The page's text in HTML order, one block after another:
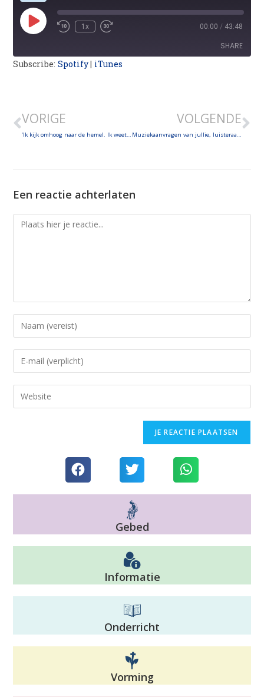
1x 00:00 / 43:48
SHARE
Subscribe: Spotify| iTunes
VORIGE
‘Ik kijk omhoog naar de hemel. Ik weet daar komt mijn hulp vandaan. Ik zie omhoog en vertrouw dat U mijn roepen en smeken verstaat.’
VOLGENDE
Muziekaanvragen van jullie, luisteraars!
Een reactie achterlaten
Gebed
Informatie
Onderricht
Vorming